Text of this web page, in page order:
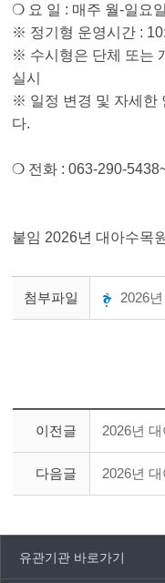
❍ 요 일 : 매주 월-일요
※ 정기형 운영시간 :
※ 수시형은 단체 또는
실시
※ 일정 변경 및 자세한
다.
❍ 전화 : 063-290-
붙임 2026년 대아수목
첨부파일 2026
이전글 2026년
다음글 2026년
유관기관 바로가기